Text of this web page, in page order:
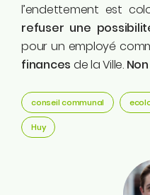
l’endettement est
refuser une
pour un employé
finances de la Ville.
conseil communal
Huy